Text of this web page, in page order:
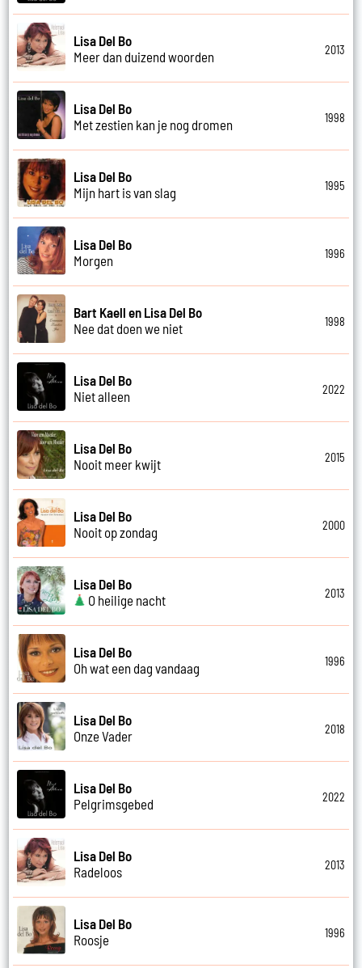
Lisa Del Bo
Meer dan duizend woorden
2013
Lisa Del Bo
Met zestien kan je nog dromen
1998
Lisa Del Bo
Mijn hart is van slag
1995
Lisa Del Bo
Morgen
1996
Bart Kaell en Lisa Del Bo
Nee dat doen we niet
1998
Lisa Del Bo
Niet alleen
2022
Lisa Del Bo
Nooit meer kwijt
2015
Lisa Del Bo
Nooit op zondag
2000
Lisa Del Bo
O heilige nacht
2013
Lisa Del Bo
Oh wat een dag vandaag
1996
Lisa Del Bo
Onze Vader
2018
Lisa Del Bo
Pelgrimsgebed
2022
Lisa Del Bo
Radeloos
2013
Lisa Del Bo
Roosje
1996